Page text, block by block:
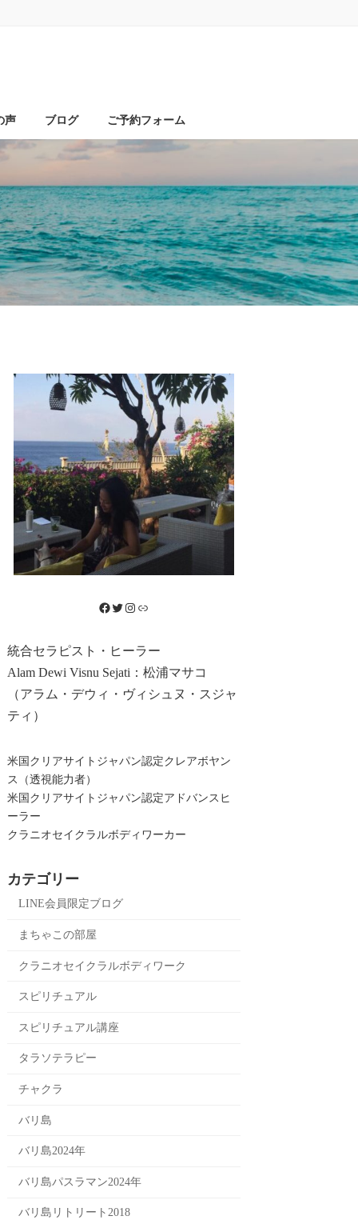
声 ブログ ご予約フォーム
Facebook
Twitter
Instagram
リンク
統合セラピスト・ヒーラー
Alam Dewi Visnu Sejati：松浦マサコ
（アラム・デウィ・ヴィシュヌ・スジャ
ティ）
米国クリアサイトジャパン認定クレアボヤン
ス（透視能力者）
米国クリアサイトジャパン認定アドバンスヒ
ーラー
クラニオセイクラルボディワーカー
カテゴリー
LINE会員限定ブログ
まちゃこの部屋
クラニオセイクラルボディワーク
スピリチュアル
スピリチュアル講座
タラソテラピー
チャクラ
バリ島
バリ島2024年
バリ島パスラマン2024年
バリ島リトリート2018